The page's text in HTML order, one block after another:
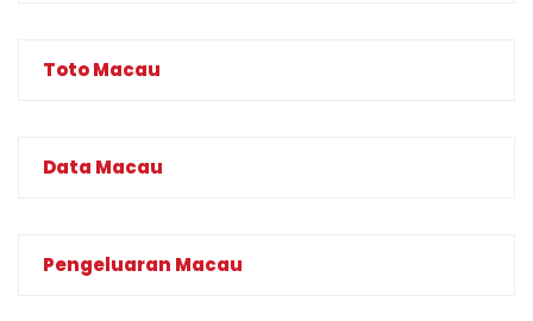
Toto Macau
Data Macau
Pengeluaran Macau